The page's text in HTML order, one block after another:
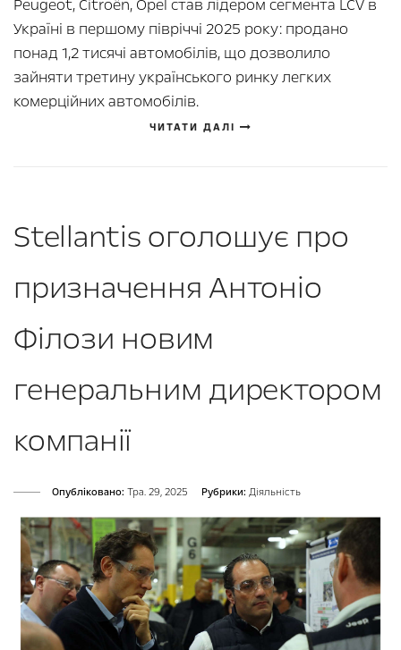
Peugeot, Citroën, Opel став лідером сегмента LCV в
Україні в першому півріччі 2025 року: продано
понад 1,2 тисячі автомобілів, що дозволило
зайняти третину українського ринку легких
комерційних автомобілів.
ЧИТАТИ ДАЛІ
Stellantis оголошує про
призначення Антоніо
Філози новим
генеральним директором
компанії
Опубліковано: Тра. 29, 2025 Рубрики: Діяльність